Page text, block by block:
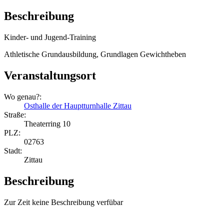
Beschreibung
Kinder- und Jugend-Training
Athletische Grundausbildung, Grundlagen Gewichtheben
Veranstaltungsort
Wo genau?:
Osthalle der Hauptturnhalle Zittau
Straße:
Theaterring 10
PLZ:
02763
Stadt:
Zittau
Beschreibung
Zur Zeit keine Beschreibung verfübar